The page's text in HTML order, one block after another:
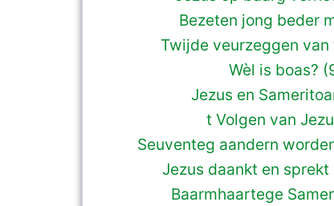
Bezeten jong beder
Twijde veurzeggen
Wèl is boas?
Jezus en
t Volgen van
Seuventeg aandern
Jezus daankt en
Baarmhaartege